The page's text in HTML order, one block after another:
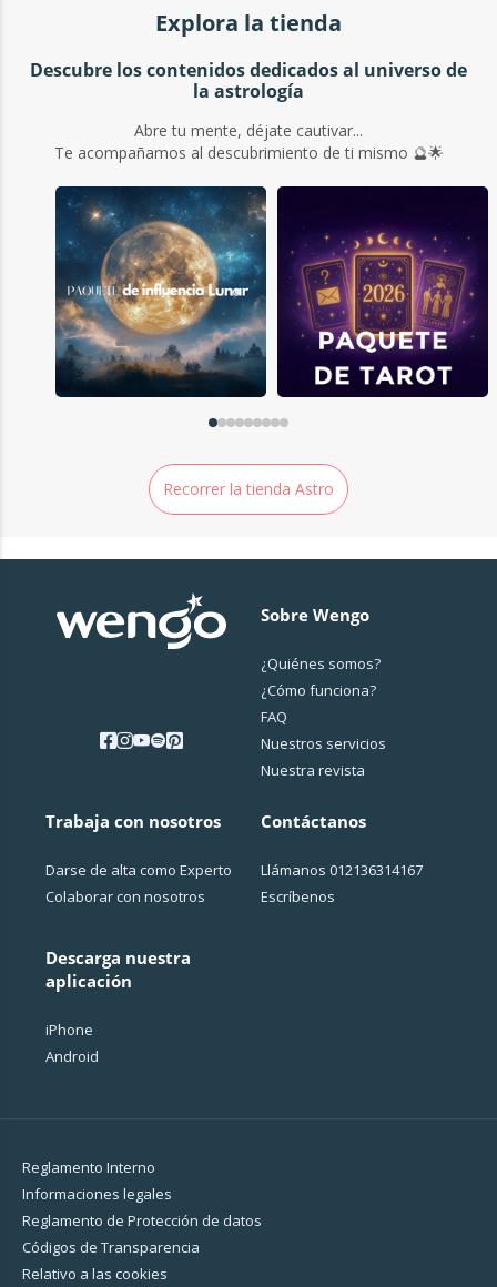
Explora la tienda
Descubre los contenidos dedicados al universo de
la astrología
Abre tu mente, déjate cautivar...
Te acompañamos al descubrimiento de ti mismo 🔮🌟
Recorrer la tienda Astro
Sobre Wengo
¿Quiénes somos?
¿Cо́mo funciona?
FAQ
Nuestros servicios
Nuestra revista
Trabaja con nosotros
Darse de alta como Experto
Colaborar con nosotros
Descarga nuestra
aplicación
iPhone
Android
Contáctanos
Llámanos 012136314167
Escríbenos
Reglamento Interno
Informaciones legales
Reglamento de Protección de datos
Códigos de Transparencia
Relativo a las cookies